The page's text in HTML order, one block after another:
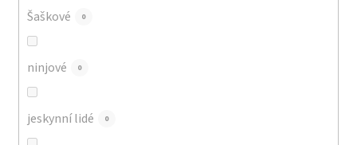
Šaškové 0
ninjové 0
jeskynní lidé 0